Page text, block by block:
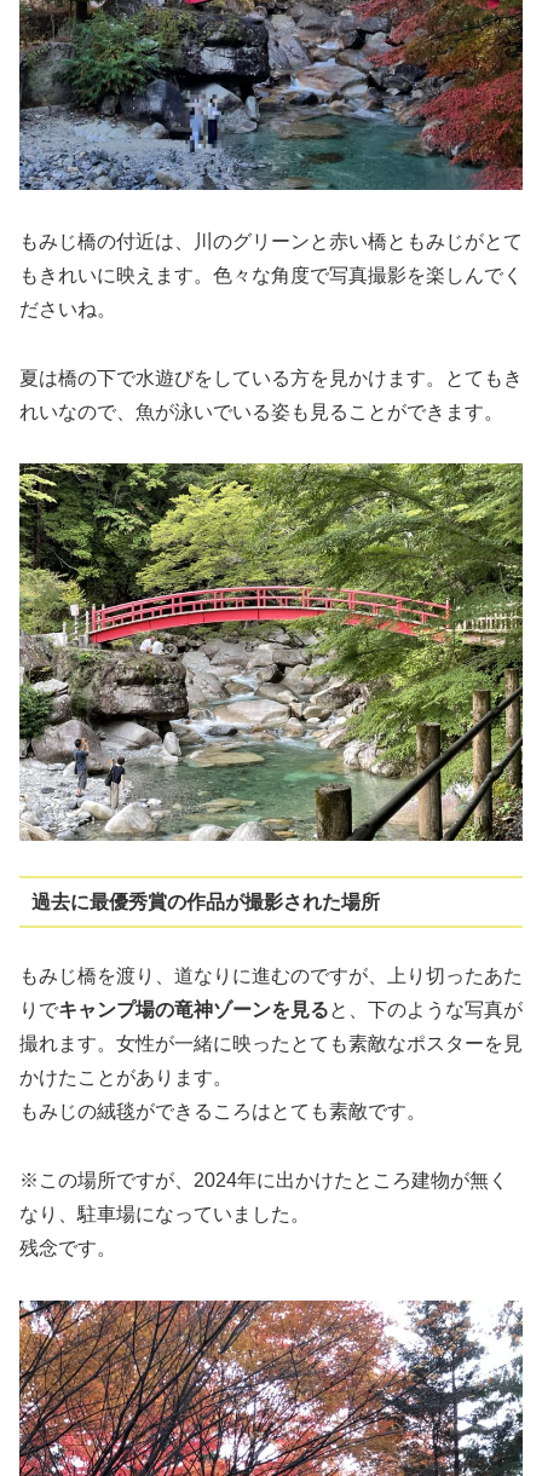
もみじ橋の付近は、川のグリーンと赤い橋ともみじがとて
もきれいに映えます。色々な角度で写真撮影を楽しんでく
ださいね。
夏は橋の下で水遊びをしている方を見かけます。とてもき
れいなので、魚が泳いでいる姿も見ることができます。
過去に最優秀賞の作品が撮影された場所
もみじ橋を渡り、道なりに進むのですが、上り切ったあた
りでキャンプ場の竜神ゾーンを見ると、下のような写真が
撮れます。女性が一緒に映ったとても素敵なポスターを見
かけたことがあります。
もみじの絨毯ができるころはとても素敵です。
※この場所ですが、2024年に出かけたところ建物が無く
なり、駐車場になっていました。
残念です。